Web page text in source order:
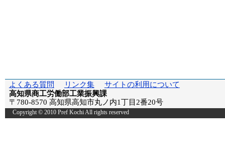
よくある質問 リンク集
サイトの利用について
高知県商工労働部工業振興課
〒780-8570 高知県高知市丸ノ内1丁目2番20号
Copyright © 2010 Pref Kochi All rights reserved